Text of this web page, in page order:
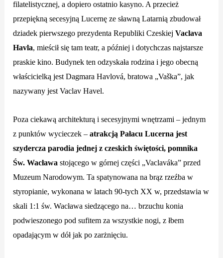
filatelistycznej, a dopiero ostatnio kasyno. A przecież
przepiękną secesyjną Lucernę ze sławną Latarnią zbudował
dziadek pierwszego prezydenta Republiki CzeskiejVaclava
Havla, mieścił się tam teatr, a później i dotychczas najstarsze
praskie kino. Budynek ten odzyskała rodzina i jego obecną
właścicielką jest Dagmara Havlová, bratowa „Vaška”, jak
nazywany jest Vaclav Havel.
Poza ciekawą architekturą i secesyjnymi wnętrzami – jednym
z punktów wycieczek –atrakcją Pałacu Lucerna jest
szydercza parodia jednej z czeskich świętości, pomnika
Św. Wacławastojącego w górnej części „Vaclaváka” przed
Muzeum Narodowym. Ta spatynowana na brąz rzeźba w
styropianie, wykonana w latach 90-tych XX w, przedstawia w
skali 1:1 św. Wacława siedzącego na… brzuchu konia
podwieszonego pod sufitem za wszystkie nogi, z łbem
opadającym w dół jak po zarżnięciu.